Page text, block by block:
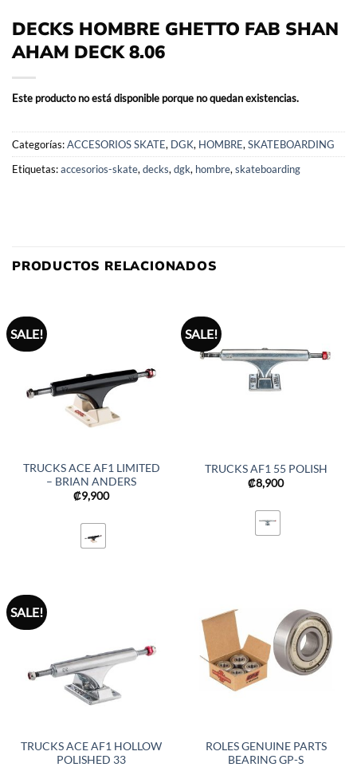
DECKS HOMBRE GHETTO FAB SHAN
AHAM DECK 8.06
Este producto no está disponible porque no quedan existencias.
Categorías:ACCESORIOS SKATE, DGK, HOMBRE, SKATEBOARDING
Etiquetas:accesorios-skate, decks, dgk, hombre, skateboarding
PRODUCTOS RELACIONADOS
SALE!
TRUCKS ACE AF1 LIMITED
– BRIAN ANDERS
₡9,900
SALE!
TRUCKS AF1 55 POLISH
₡8,900
SALE!
TRUCKS ACE AF1 HOLLOW
POLISHED 33
ROLES GENUINE PARTS
BEARING GP-S